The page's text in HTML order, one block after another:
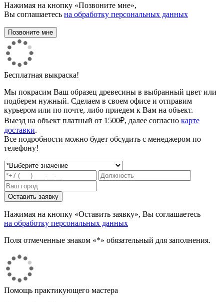
Нажимая на кнопку «Позвоните мне»,
Вы соглашаетесь на обработку персональных данных
Бесплатная выкраска!
Мы покрасим Ваш образец древесины в выбранный цвет или
подберем нужный. Сделаем в своем офисе и отправим
курьером или по почте, либо приедем к Вам на объект.
Выезд на объект платный от 1500₽, далее согласно карте
доставки.
Все подробности можно будет обсудить с менеджером по
телефону!
Нажимая на кнопку «Оставить заявку», Вы соглашаетесь
на обработку персональных данных
Поля отмеченные знаком «*» обязательный для заполнения.
Помощь практикующего мастера